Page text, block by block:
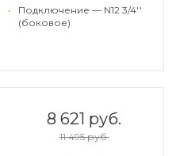
•
Подключение — N12 3/4''
(боковое)
8 621 руб.
11 495 руб.